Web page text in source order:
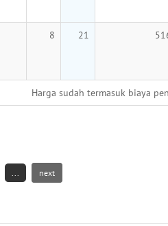
8 21
Harga sudah termasuk biaya
... next